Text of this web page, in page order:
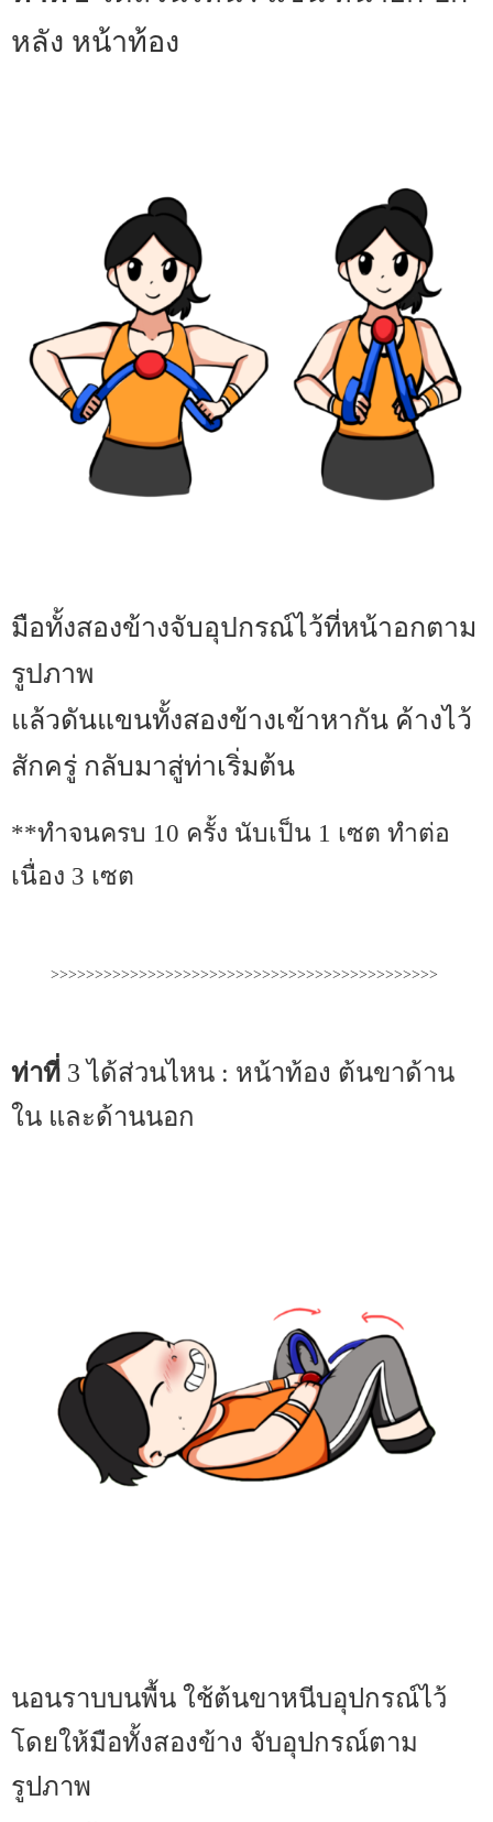
หลัง หน้าท้อง
มือทั้งสองข้างจับอุปกรณ์ไว้ที่หน้าอกตาม
รูปภาพ
แล้วดันแขนทั้งสองข้างเข้าหากัน ค้างไว้
สักครู่ กลับมาสู่ท่าเริ่มต้น
**ทำจนครบ 10 ครั้ง นับเป็น 1 เซต ทำต่อ
เนื่อง 3 เซต
>>>>>>>>>>>>>>>>>>>>>>>>>>>>>>>>>>>>>>>>>>>>
ท่าที่ 3 ได้ส่วนไหน : หน้าท้อง ต้นขาด้าน
ใน และด้านนอก
นอนราบบนพื้น ใช้ต้นขาหนีบอุปกรณ์ไว้
โดยให้มือทั้งสองข้าง จับอุปกรณ์ตาม
รูปภาพ